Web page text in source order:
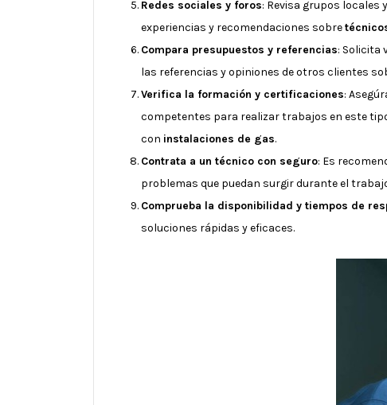
Redes sociales y foros: Revisa grupos locales
experiencias y recomendaciones sobre
Compara presupuestos y referencias: Solicita
las referencias y opiniones de otros clientes
Verifica la formación y certificaciones:
competentes para realizar trabajos en este
con instalaciones de gas.
Contrata a un técnico con seguro: Es
problemas que puedan surgir durante el
Comprueba la disponibilidad y tiempos de
soluciones rápidas y eficaces.